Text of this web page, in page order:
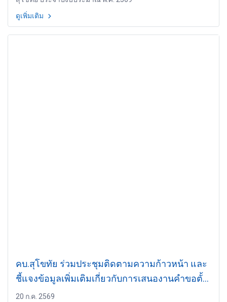
ดูเพิ่มเติม
คบ.สุโขทัย ร่วมประชุมติดตามความก้าวหน้า และ
ชี้แจงข้อมูลเพิ่มเติมเกี่ยวกับการเสนองานคำขอตั้ง
งบประมาณรายจ่ายประจำปี พ.ศ. 2571
20 ก.ค. 2569